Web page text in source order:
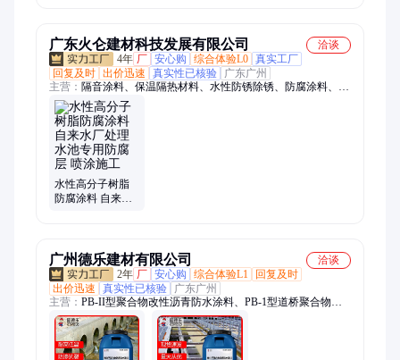
广东火仑建材科技发展有限公司
洽谈
4年 厂 安心购 综合体验L0 真实工厂
回复及时 出价迅速 真实性已核验
广东广州
主营： 隔音涂料、保温隔热材料、水性防锈除锈、防腐涂料、外
露型防水、道桥防水涂料
水性高分子树脂
防腐涂料 自来水
广州德乐建材有限公司
洽谈
2年 厂 安心购 综合体验L1
回复及时
出价迅速
真实性已核验
广东广州
主营： PB-II型聚合物改性沥青防水涂料、PB-1型道桥聚合物改
性沥青防水涂料、反射隔热防水涂料、水性高分子防腐涂料、高
聚物改性沥青防水涂料、水性沥青基防水涂料、防水涂料、路桥
防水、JS防水